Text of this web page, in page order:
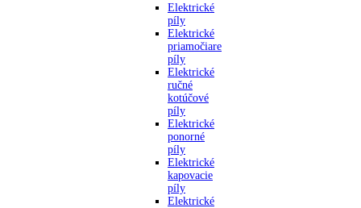
Elektrické
píly
Elektrické
priamočiare
píly
Elektrické
ručné
kotúčové
píly
Elektrické
ponorné
píly
Elektrické
kapovacie
píly
Elektrické